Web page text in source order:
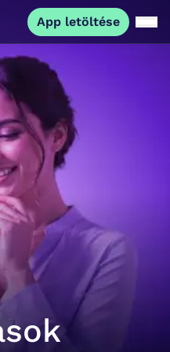
App letöltése
App letöltése